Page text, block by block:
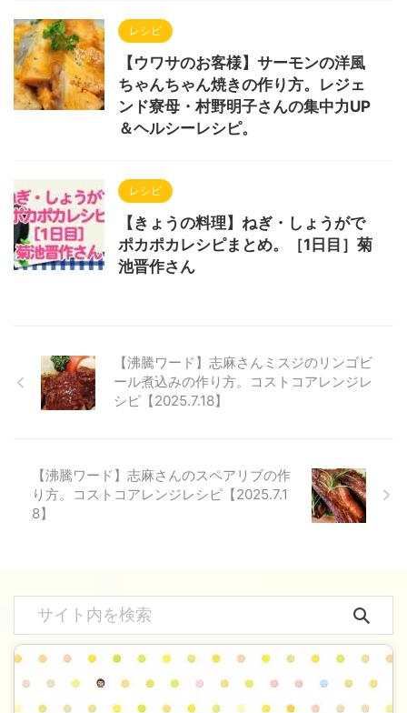
レシピ
【ウワサのお客様】サーモンの洋風
ちゃんちゃん焼きの作り方。レジェ
ンド寮母・村野明子さんの集中力UP
＆ヘルシーレシピ。
レシピ
【きょうの料理】ねぎ・しょうがで
ポカポカレシピまとめ。［1日目］菊
池晋作さん
【沸騰ワード】志麻さんミスジのリンゴビ
ール煮込みの作り方。コストコアレンジレ
シピ【2025.7.18】
【沸騰ワード】志麻さんのスペアリブの作
り方。コストコアレンジレシピ【2025.7.1
8】